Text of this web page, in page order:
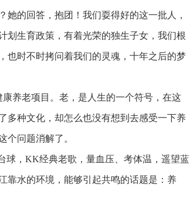
的回答，抱团！我们耍得好的这一批人，
划生育政策，有着光荣的独生子女，我们根
也时不时拷问着我们的灵魂，十年之后的梦
养老项目。老，是人生的一个符号，在这
多种文化，却怎么也没有想到去感受一下养
个问题消解了。
，KK经典老歌，量血压、考体温，遥望蓝
靠水的环境，能够引起共鸣的话题是：养